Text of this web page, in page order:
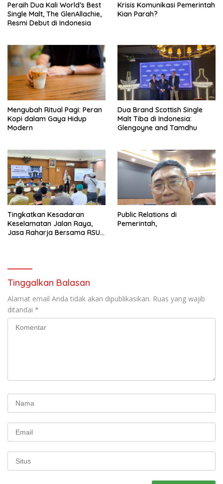
Peraih Dua Kali World’s Best
Single Malt, The GlenAllachie,
Resmi Debut di Indonesia
Krisis Komunikasi Pemerintah
Kian Parah?
Mengubah Ritual Pagi: Peran
Kopi dalam Gaya Hidup
Modern
Dua Brand Scottish Single
Malt Tiba di Indonesia:
Glengoyne and Tamdhu
Tingkatkan Kesadaran
Keselamatan Jalan Raya,
Jasa Raharja Bersama RSU
Public Relations di
Pemerintah,
Tinggalkan Balasan
Alamat email Anda tidak akan dipublikasikan. Ruas yang wajib
ditandai *